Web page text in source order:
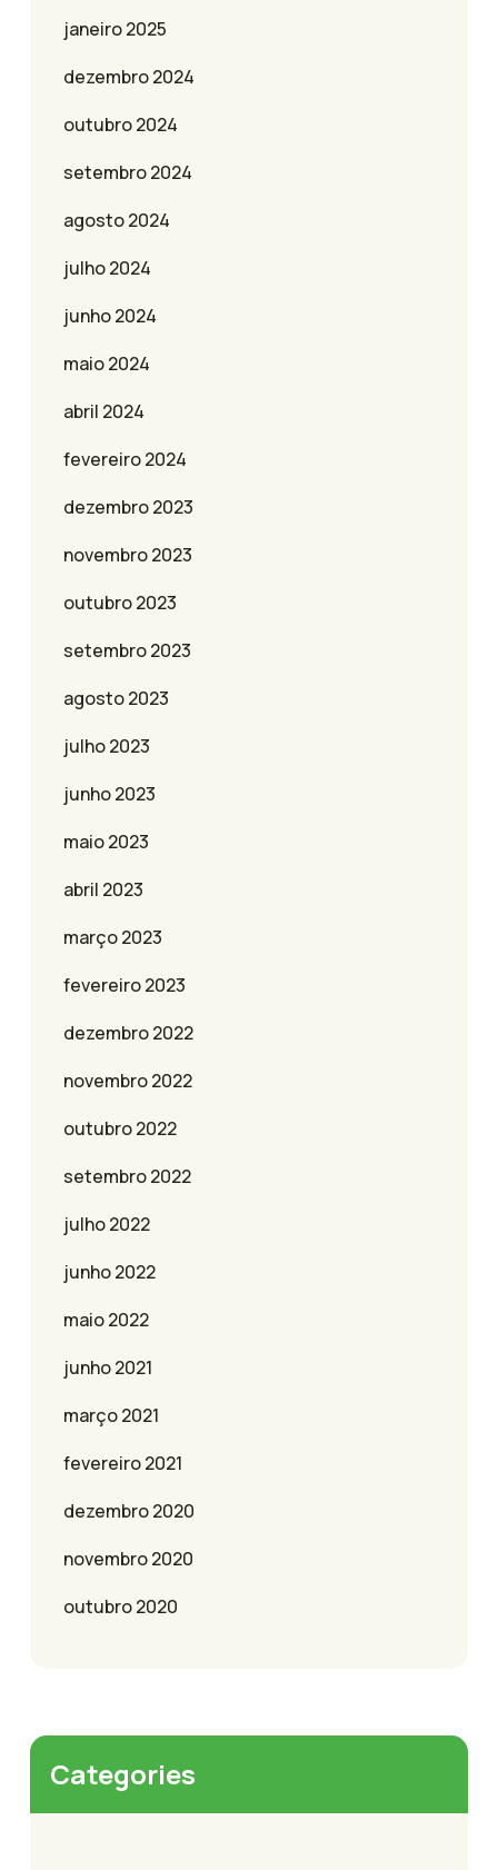
janeiro 2025
dezembro 2024
outubro 2024
setembro 2024
agosto 2024
julho 2024
junho 2024
maio 2024
abril 2024
fevereiro 2024
dezembro 2023
novembro 2023
outubro 2023
setembro 2023
agosto 2023
julho 2023
junho 2023
maio 2023
abril 2023
março 2023
fevereiro 2023
dezembro 2022
novembro 2022
outubro 2022
setembro 2022
julho 2022
junho 2022
maio 2022
junho 2021
março 2021
fevereiro 2021
dezembro 2020
novembro 2020
outubro 2020
Categories